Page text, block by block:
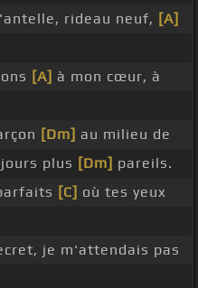
rideau neuf, [A]
[A] à mon cœur, à
[Dm] au milieu de
plus [Dm] pareils.
[C] où tes yeux
je m'attendais pas